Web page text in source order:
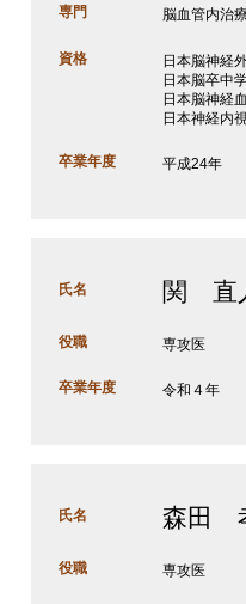
専門 脳血管内治
資格
日本脳神経
日本脳卒中
日本脳神経
日本神経内
卒業年度 平成24年
氏名 関 直
役職 専攻医
卒業年度 令和４年
氏名 森田
役職 専攻医